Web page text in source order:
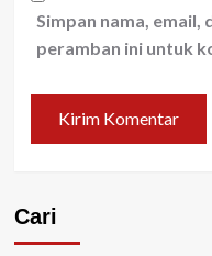
Simpan nama, email,
peramban ini untuk
Cari